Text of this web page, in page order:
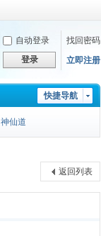
自动登录
找回密码
登录 立即注册
快捷导航
神仙道
返回列表